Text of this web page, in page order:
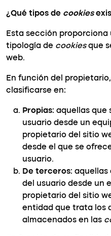
¿Qué tipos de cookies
Esta sección proporciona
tipología de cookiesque
web.
En función del
clasificarse en:
Propias: aquellas que
usuario desde un
propietario del sitio
desde el que se
usuario.
De terceros: aquellas
del usuario desde un
propietario del sitio
entidad que trata los
almacenados en las